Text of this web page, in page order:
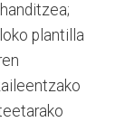
plantilla